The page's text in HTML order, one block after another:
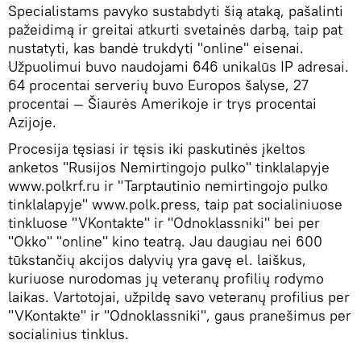
Specialistams pavyko sustabdyti šią ataką, pašalinti
pažeidimą ir greitai atkurti svetainės darbą, taip pat
nustatyti, kas bandė trukdyti "online" eisenai.
Užpuolimui buvo naudojami 646 unikalūs IP adresai.
64 procentai serverių buvo Europos šalyse, 27
procentai — Šiaurės Amerikoje ir trys procentai
Azijoje.
Procesija tęsiasi ir tęsis iki paskutinės įkeltos
anketos "Rusijos Nemirtingojo pulko" tinklalapyje
www.polkrf.ru ir "Tarptautinio nemirtingojo pulko
tinklalapyje" www.polk.press, taip pat socialiniuose
tinkluose "VKontakte" ir "Odnoklassniki" bei per
"Okko" "online" kino teatrą. Jau daugiau nei 600
tūkstančių akcijos dalyvių yra gavę el. laiškus,
kuriuose nurodomas jų veteranų profilių rodymo
laikas. Vartotojai, užpildę savo veteranų profilius per
"VKontakte" ir "Odnoklassniki", gaus pranešimus per
socialinius tinklus.